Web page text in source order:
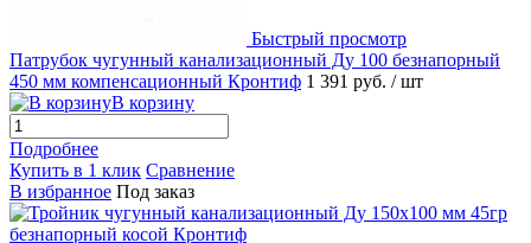
Быстрый просмотр
Патрубок чугунный канализационный Ду 100 безнапорный
450 мм компенсационный Кронтиф 1 391 руб. / шт
В корзину
Подробнее
Купить в 1 клик Сравнение
В избранное Под заказ